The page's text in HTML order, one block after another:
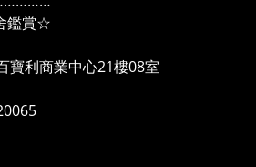
鑑賞☆
寶利商業中心21樓08室